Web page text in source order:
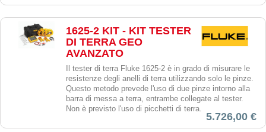
1625-2 KIT - KIT TESTER
DI TERRA GEO
AVANZATO
Il tester di terra Fluke 1625-2 è in grado di misurare le
resistenze degli anelli di terra utilizzando solo le pinze.
Questo metodo prevede l'uso di due pinze intorno alla
barra di messa a terra, entrambe collegate al tester.
Non è previsto l'uso di picchetti di terra.
5.726,00 €